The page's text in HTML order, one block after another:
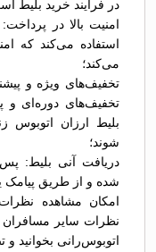
در فرآیند خرید بلیط
امنیت بالا در
استفاده می‌کند که
می‌کند؛
تخفیف‌های ویژه و
تخفیف‌های دوره‌ای و
شوند؛
دریافت آنی بلیط:
شده و از طریق پیامک
امکان مشاهده
نظرات سایر
اتوبوس‌رانی بخوانید و